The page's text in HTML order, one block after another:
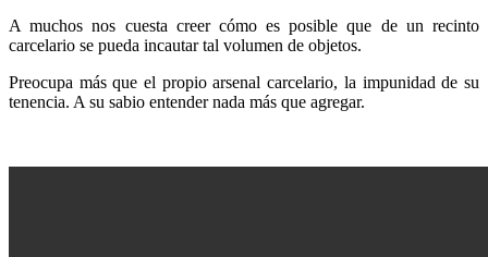
A muchos nos cuesta creer cómo es posible que de un recinto
carcelario se pueda incautar tal volumen de objetos.
Preocupa más que el propio arsenal carcelario, la impunidad de su
tenencia. A su sabio entender nada más que agregar.